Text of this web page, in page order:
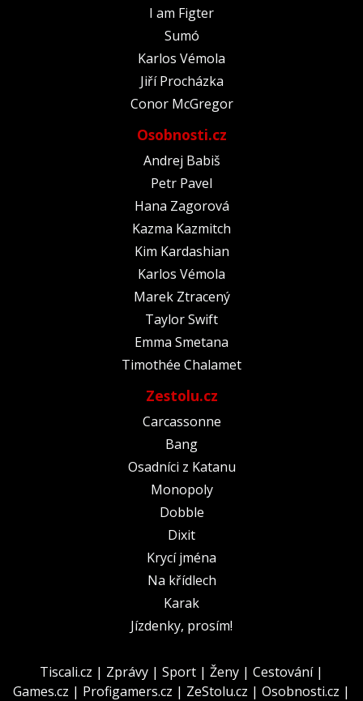
I am Figter
Sumó
Karlos Vémola
Jiří Procházka
Conor McGregor
Osobnosti.cz
Andrej Babiš
Petr Pavel
Hana Zagorová
Kazma Kazmitch
Kim Kardashian
Karlos Vémola
Marek Ztracený
Taylor Swift
Emma Smetana
Timothée Chalamet
Zestolu.cz
Carcassonne
Bang
Osadníci z Katanu
Monopoly
Dobble
Dixit
Krycí jména
Na křídlech
Karak
Jízdenky, prosím!
Tiscali.cz | Zprávy | Sport | Ženy | Cestování|
Games.cz | Profigamers.cz | ZeStolu.cz | Osobnosti.cz |